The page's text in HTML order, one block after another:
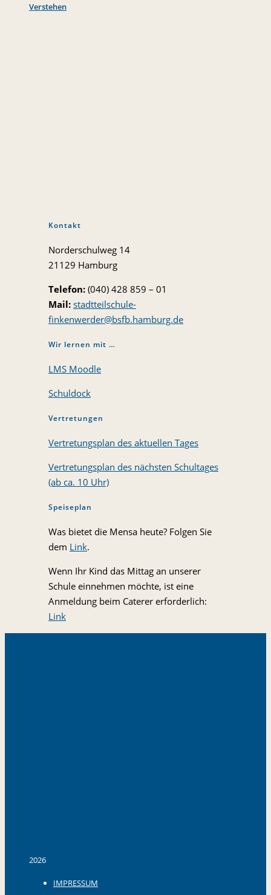
Verstehen
Kontakt
Norderschulweg 14
21129 Hamburg
Telefon: (040) 428 859 – 01
Mail: stadtteilschule-
finkenwerder@bsfb.hamburg.de
Wir lernen mit …
LMS Moodle
Schuldock
Vertretungen
Vertretungsplan des aktuellen Tages
Vertretungsplan des nächsten Schultages
(ab ca. 10 Uhr)
Speiseplan
Was bietet die Mensa heute? Folgen Sie
dem Link.
Wenn Ihr Kind das Mittag an unserer
Schule einnehmen möchte, ist eine
Anmeldung beim Caterer erforderlich:
Link
2026
IMPRESSUM